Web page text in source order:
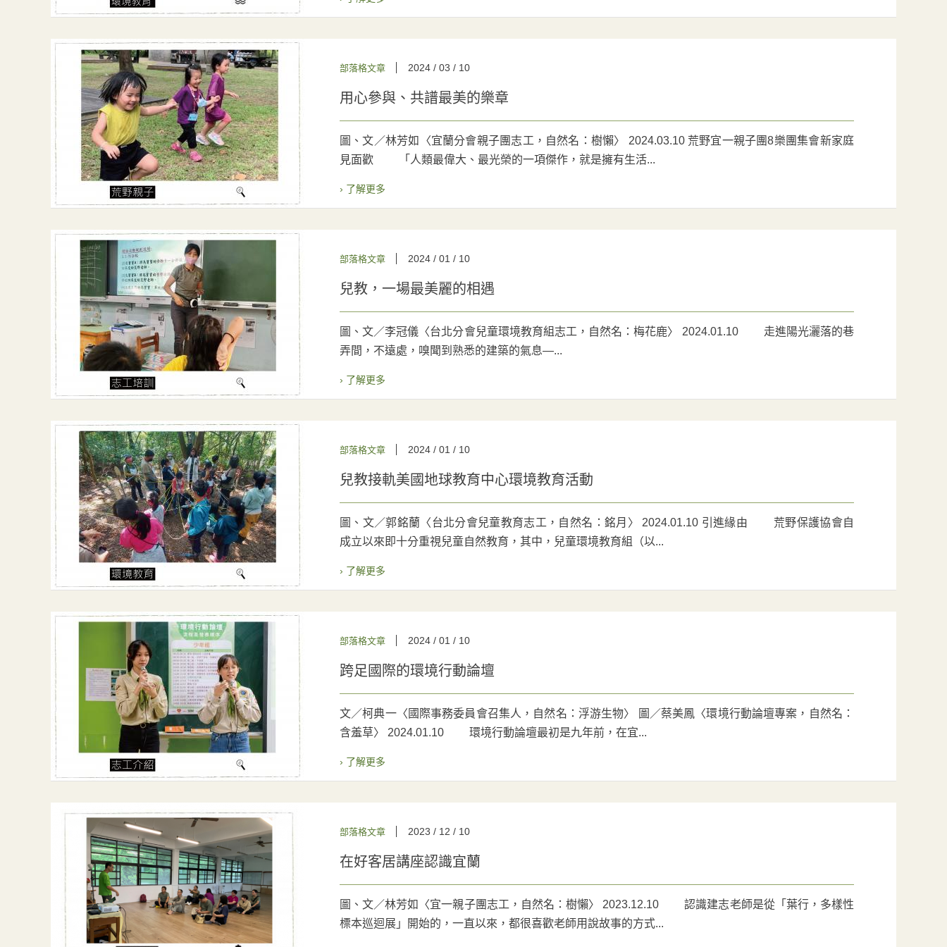
部落格文章 2024 / 03 / 10
用心參與、共譜最美的樂章
圖、文／林芳如〈宜蘭分會親子團志工，自然名：樹懶〉 2024.03.10 荒野宜一親子團8樂團集會新家庭
見面歡 「人類最偉大、最光榮的一項傑作，就是擁有生活...
› 了解更多
部落格文章 2024 / 01 / 10
兒教，一場最美麗的相遇
圖、文／李冠儀〈台北分會兒童環境教育組志工，自然名：梅花鹿〉 2024.01.10 走進陽光灑落的巷
弄間，不遠處，嗅聞到熟悉的建築的氣息—...
› 了解更多
部落格文章 2024 / 01 / 10
兒教接軌美國地球教育中心環境教育活動
圖、文／郭銘蘭〈台北分會兒童教育志工，自然名：銘月〉 2024.01.10 引進緣由 荒野保護協會自
成立以來即十分重視兒童自然教育，其中，兒童環境教育組（以...
› 了解更多
部落格文章 2024 / 01 / 10
跨足國際的環境行動論壇
文／柯典一〈國際事務委員會召集人，自然名：浮游生物〉 圖／蔡美鳳〈環境行動論壇專案，自然名：
含羞草〉 2024.01.10 環境行動論壇最初是九年前，在宜...
› 了解更多
部落格文章 2023 / 12 / 10
在好客居講座認識宜蘭
圖、文／林芳如〈宜一親子團志工，自然名：樹懶〉 2023.12.10 認識建志老師是從「葉行，多樣性
標本巡迴展」開始的，一直以來，都很喜歡老師用說故事的方式...